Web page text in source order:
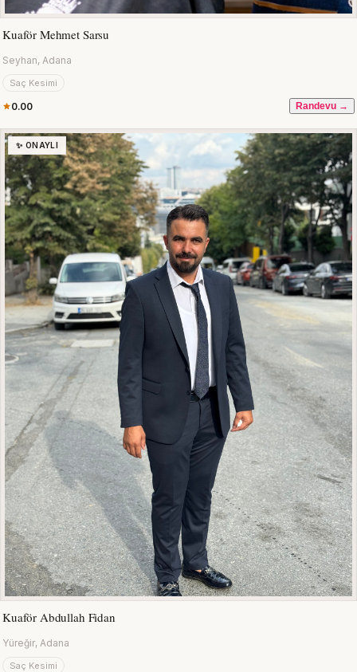
Kuaför Mehmet Sarsu
Seyhan, Adana
Saç Kesimi
0.00 Randevu →
✨ ONAYLI
Kuaför Abdullah Fidan
Yüreğir, Adana
Saç Kesimi